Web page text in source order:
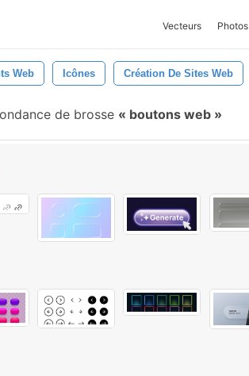
Vecteurs Photos
Web Icônes Création De Sites Web
de brosse boutons web